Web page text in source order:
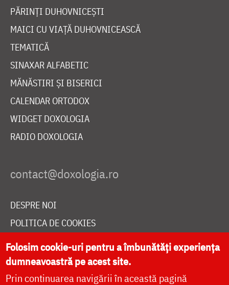
PĂRINȚI DUHOVNICEȘTI
MAICI CU VIAȚĂ DUHOVNICEASCĂ
TEMATICĂ
SINAXAR ALFABETIC
MĂNĂSTIRI ȘI BISERICI
CALENDAR ORTODOX
WIDGET DOXOLOGIA
RADIO DOXOLOGIA
DESPRE NOI
POLITICA DE COOKIES
DONEAZĂ ONLINE PENTRU CATEDRALA NAȚIONALĂ
LIVE
Folosim cookie-uri pentru a îmbunătăți experiența
dumneavoastră pe acest site.
Prin continuarea navigării în această pagină